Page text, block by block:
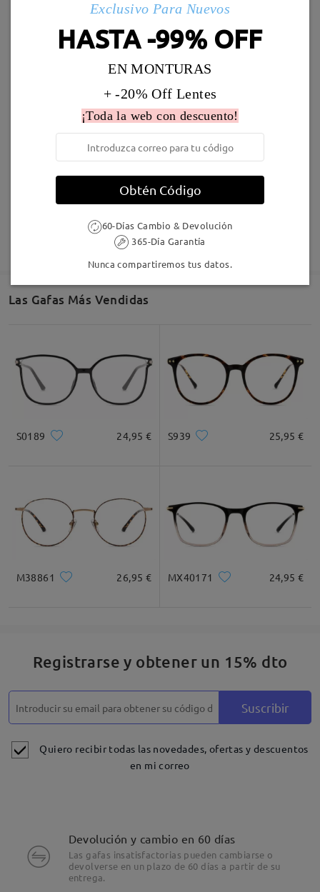
24,95 € K28606
K52785 20,95 € K75458 21,95 €
Las Gafas Más Vendidas
S0189 24,95 € S939 25,95 €
M38861 26,95 € MX40171 24,95 €
Registrarse y obtener un 15% dto
Suscribir
Quiero recibir todas las novedades, ofertas y descuentos
en mi correo
Devolución y cambio en 60 días
Las gafas insatisfactorias pueden cambiarse o
devolverse en un plazo de 60 días a partir de su
entrega.
Exclusivo Para Nuevos
HASTA -99% OFF
EN MONTURAS
+ -20% Off Lentes
¡Toda la web con descuento!
Obtén Código
60-Días Cambio & Devolución
365-Día Garantía
Nunca compartiremos tus datos.